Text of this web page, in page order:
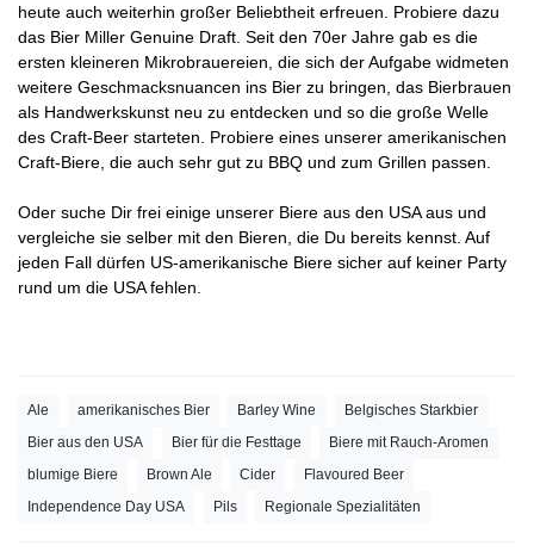
heute auch weiterhin großer Beliebtheit erfreuen. Probiere dazu
das Bier Miller Genuine Draft . Seit den 70er Jahre gab es die
ersten kleineren Mikrobrauereien, die sich der Aufgabe widmeten
weitere Geschmacksnuancen ins Bier zu bringen, das Bierbrauen
als Handwerkskunst neu zu entdecken und so die große Welle
des Craft-Beer starteten. Probiere eines unserer amerikanischen
Craft-Biere , die auch sehr gut zu BBQ und zum Grillen passen.
Oder suche Dir frei einige unserer Biere aus den USAaus und
vergleiche sie selber mit den Bieren, die Du bereits kennst. Auf
jeden Fall dürfen US-amerikanische Biere sicher auf keiner Party
rund um die USA fehlen.
Ale amerikanisches Bier Barley Wine
Belgisches Starkbier
Bier aus den USA
Bier für die Festtage
Biere mit Rauch-Aromen
blumige Biere
Brown Ale Cider
Flavoured Beer
Independence Day USA
Pils Regionale Spezialitäten